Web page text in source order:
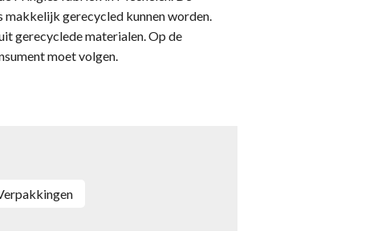
gerecycled kunnen worden.
gerecyclede materialen. Op de
moet volgen.
Verpakkingen